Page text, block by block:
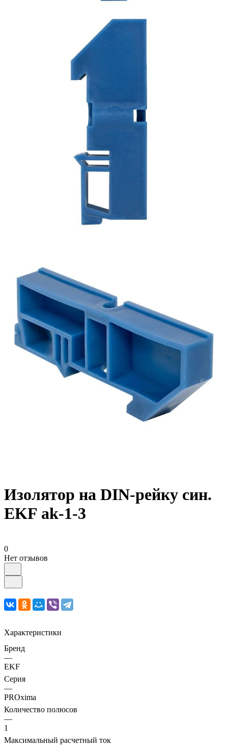
Изолятор на DIN-рейку син.
EKF ak-1-3
0
Нет отзывов
Характеристики
Бренд
—
EKF
Серия
—
PROxima
Количество полюсов
—
1
Максимальный расчетный ток